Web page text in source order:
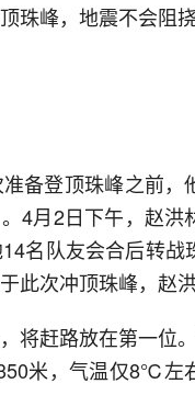
珠峰，地震不会
备登顶珠峰之前
4月2日下午，赵
名队友会合后转
此次冲顶珠峰，赵
将赶路放在第一位
米，气温仅8℃左